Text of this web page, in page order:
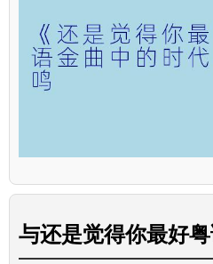
与还是觉得你最好